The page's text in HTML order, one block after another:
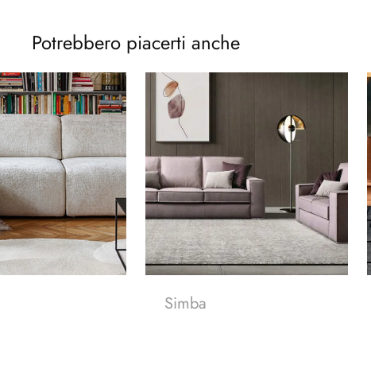
Potrebbero piacerti anche
Simba